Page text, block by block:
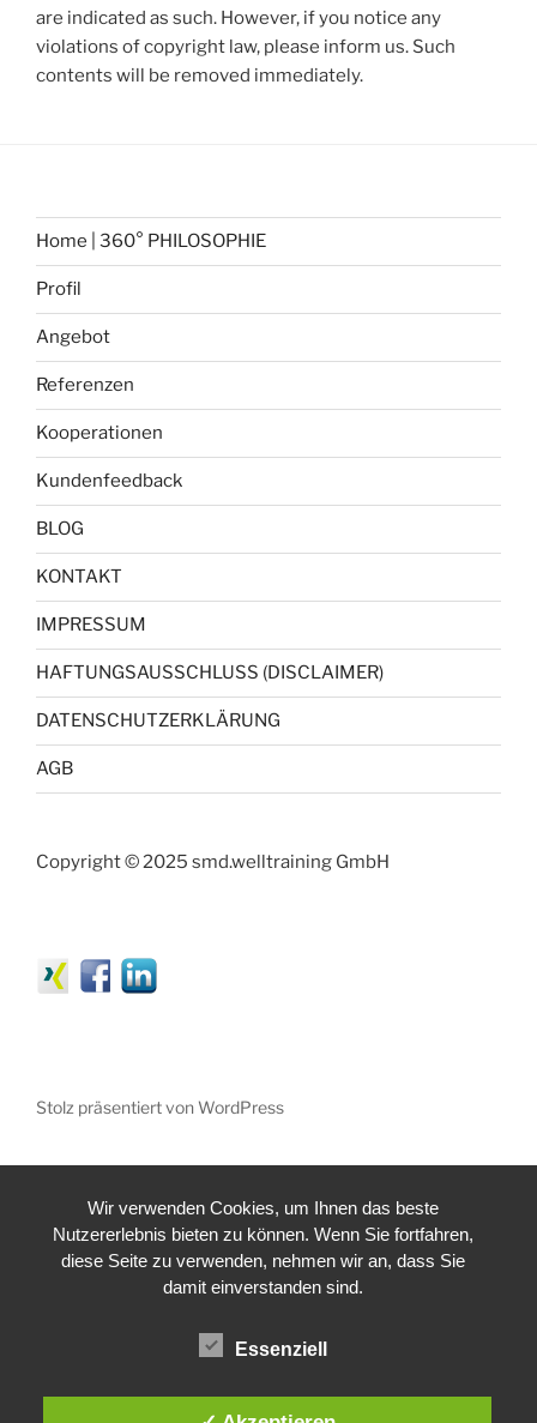
are indicated as such. However, if you notice any
violations of copyright law, please inform us. Such
contents will be removed immediately.
Home | 360° PHILOSOPHIE
Profil
Angebot
Referenzen
Kooperationen
Kundenfeedback
BLOG
KONTAKT
IMPRESSUM
HAFTUNGSAUSSCHLUSS (DISCLAIMER)
DATENSCHUTZERKLÄRUNG
AGB
Copyright © 2025 smd.welltraining GmbH
Stolz präsentiert von WordPress
Wir verwenden Cookies, um Ihnen das beste
Nutzererlebnis bieten zu können. Wenn Sie fortfahren,
diese Seite zu verwenden, nehmen wir an, dass Sie
damit einverstanden sind.
Essenziell